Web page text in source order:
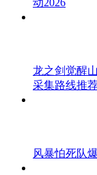
动2026
龙之剑觉醒
采集路线推
风暴怕死队